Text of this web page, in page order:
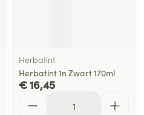
Herbatint
Herbatint 1n Zwart 170ml
€ 16,45